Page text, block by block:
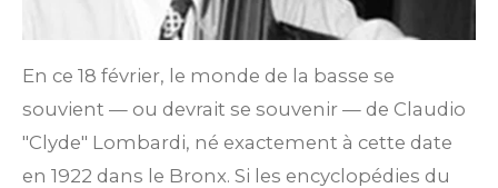
En ce 18 février, le monde de la basse se
souvient — ou devrait se souvenir — de Claudio
"Clyde" Lombardi, né exactement à cette date
en 1922 dans le Bronx. Si les encyclopédies du